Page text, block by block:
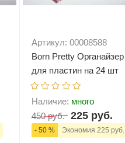
Артикул: 00008588
Born Pretty Органайзер
для пластин на 24 шт
розовый
Наличие: много
450 руб.
225 руб.
- 50 % Экономия 225 руб.